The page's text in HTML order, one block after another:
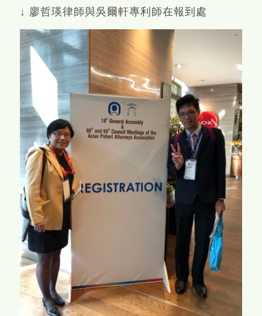
↓ 廖哲瑛律師與吳爾軒專利師在報到處